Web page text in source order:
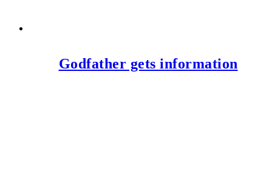
Godfather gets information